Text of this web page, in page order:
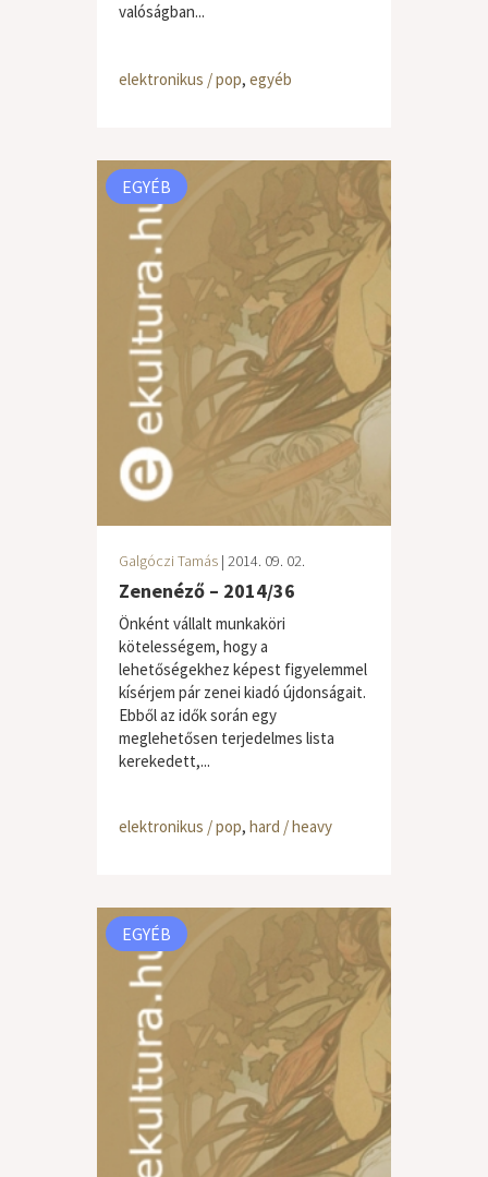
valóságban...
elektronikus / pop, egyéb
EGYÉB
Galgóczi Tamás | 2014. 09. 02.
Zenenéző – 2014/36
Önként vállalt munkaköri
kötelességem, hogy a
lehetőségekhez képest figyelemmel
kísérjem pár zenei kiadó újdonságait.
Ebből az idők során egy
meglehetősen terjedelmes lista
kerekedett,...
elektronikus / pop, hard / heavy
EGYÉB